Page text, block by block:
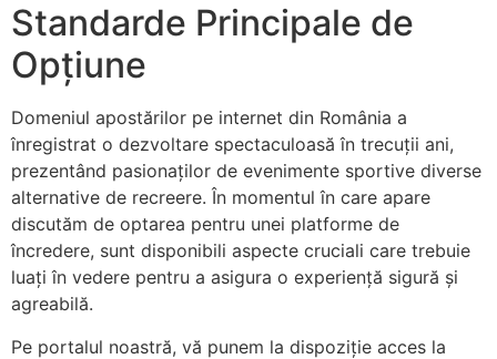
Standarde Principale de
Opțiune
Domeniul apostărilor pe internet din România a
înregistrat o dezvoltare spectaculoasă în trecuții ani,
prezentând pasionaților de evenimente sportive diverse
alternative de recreere. În momentul în care apare
discutăm de optarea pentru unei platforme de
încredere, sunt disponibili aspecte cruciali care trebuie
luați în vedere pentru a asigura o experiență sigură și
agreabilă.
Pe portalul noastră, vă punem la dispoziție acces la